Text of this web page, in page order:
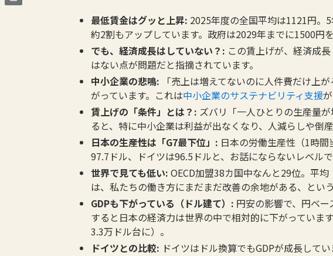
最低賃金はグッと上昇: 2025年度の全国平均は1121円。
約2割もアップしています。政府は2029年までに1500円
でも、経済成長はしていない？: この賃上げが、経済成
はない点が問題だと指摘されています。
中小企業の悲鳴: 「売上は増えてないのに人件費だけ上
がっています。これは中小企業のサステナビリティ支援
賃上げの「条件」とは？: ズバリ「一人ひとりの生産量
ると、特に中小企業は利益が出なくなり、人減らしや倒
日本の生産性は「G7最下位」: 日本の労働生産性（1時
97.7ドル、ドイツは96.5ドルと、お話にならないレベルで
世界で見ても低い: OECD加盟38カ国中なんと29位。平
は、私たちの働き方にまだまだ改善の余地がある、とい
GDPも下がっている（ドル建て）: 円安の影響で、円ベ
すると日本の経済力は世界の中で相対的に下がっていま
3.3万ドル台に）。
ドイツとの比較: ドイツはドル換算でもGDPが成長して